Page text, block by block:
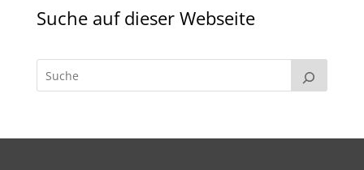
Suche auf dieser Webseite